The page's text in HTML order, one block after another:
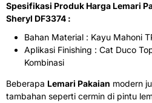
Spesifikasi Produk Harga Lemari
Sheryl DF3374 :
Bahan Material : Kayu Mahoni
Aplikasi Finishing : Cat Duco
Kombinasi
Beberapa Lemari Pakaian modern
tambahan seperti cermin di pintu